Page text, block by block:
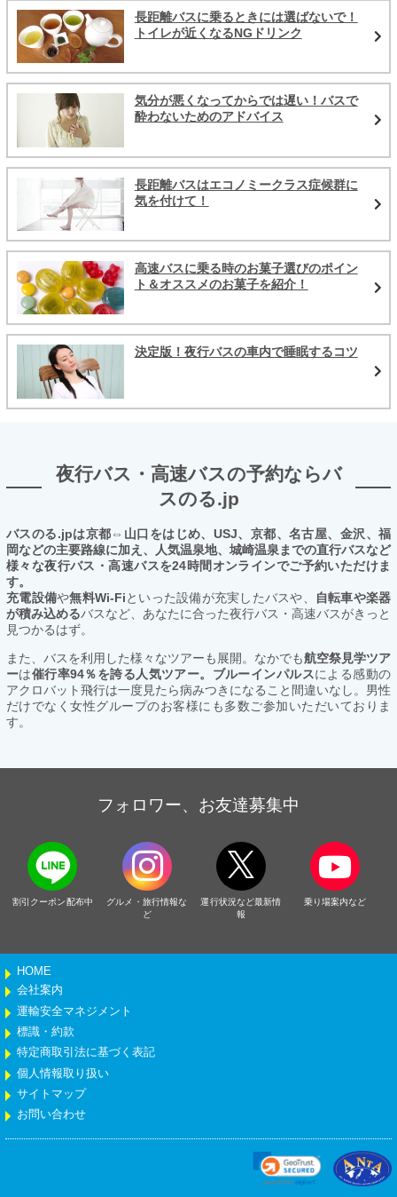
長距離バスに乗るときには選ばないで！
トイレが近くなるNGドリンク
気分が悪くなってからでは遅い！バスで
酔わないためのアドバイス
長距離バスはエコノミークラス症候群に
気を付けて！
高速バスに乗る時のお菓子選びのポイン
ト＆オススメのお菓子を紹介！
決定版！夜行バスの車内で睡眠するコツ
夜行バス・高速バスの予約ならバ
スのる.jp
バスのる.jpは京都⇔山口をはじめ、USJ、京都、名古屋、金沢、福
岡などの主要路線に加え、人気温泉地、城崎温泉までの直行バスなど
様々な夜行バス・高速バスを24時間オンラインでご予約いただけま
す。
充電設備や無料Wi-Fiといった設備が充実したバスや、
自転車や楽器
が積み込めるバスなど、あなたに合った夜行バス・高速バスがきっと
見つかるはず。
また、バスを利用した様々なツアーも展開。なかでも航空祭見学ツア
ーは催行率94％を誇る人気ツアー。ブルーインパルスによる感動の
アクロバット飛行は一度見たら病みつきになること間違いなし。男性
だけでなく女性グループのお客様にも多数ご参加いただいておりま
す。
フォロワー、お友達募集中
割引クーポン配布中
グルメ・旅行情報な
ど
運行状況など最新情
報
乗り場案内など
HOME
会社案内
運輸安全マネジメント
標識・約款
特定商取引法に基づく表記
個人情報取り扱い
サイトマップ
お問い合わせ